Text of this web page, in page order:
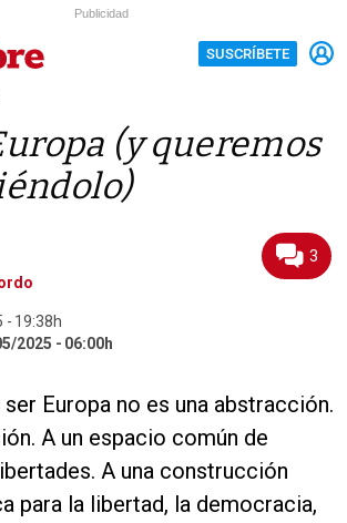
Publicidad
SUSCRÍBETE
(y queremos
19:38h
2025
06:00h
3
Europa no es una abstracción.
A un espacio común de
A una construcción
para la libertad, la democracia,